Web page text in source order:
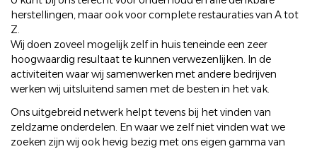
herstellingen, maar ook voor complete restauraties van A tot
Z.
Wij doen zoveel mogelijk zelf in huis teneinde een zeer
hoogwaardig resultaat te kunnen verwezenlijken. In de
activiteiten waar wij samenwerken met andere bedrijven
werken wij uitsluitend samen met de besten in het vak.
Ons uitgebreid netwerk helpt tevens bij het vinden van
zeldzame onderdelen. En waar we zelf niet vinden wat we
zoeken zijn wij ook hevig bezig met ons eigen gamma van